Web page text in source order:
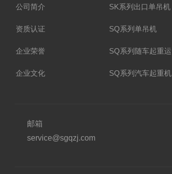
公司简介
资质认证
企业荣誉
企业文化
SK系列出口单吊机
SQ系列单吊机
SQ系列汽车起重机
邮箱
service@sgqzj.com